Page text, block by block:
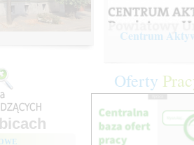
Centrum
Oferty